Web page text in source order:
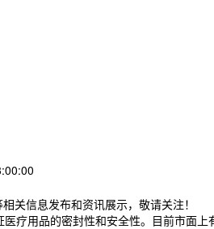
关信息发布和资讯展示，敬请关注！
疗用品的密封性和安全性。目前市面上